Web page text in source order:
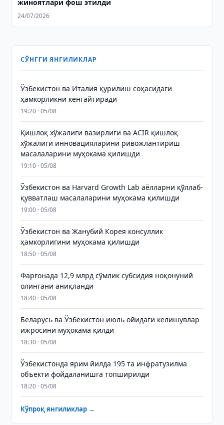
жиноятлари фош этилди
24/07/2026
СЎНГГИ ЯНГИЛИКЛАР
Ўзбекистон ва Италия қурилиш соҳасидаги
ҳамкорликни кенгайтиради
19:20 · 05/08
Қишлоқ хўжалиги вазирлиги ва ACIR қишлоқ
хўжалиги инновацияларини ривожлантириш
масалаларини муҳокама қилишди
19:10 · 05/08
Ўзбекистон ва Harvard Growth Lab аёлларни қўллаб-
қувватлаш масалаларини муҳокама қилишди
19:00 · 05/08
Ўзбекистон ва Жанубий Корея консуллик
ҳамкорлигини муҳокама қилишди
18:50 · 05/08
Фарғонада 12,9 млрд сўмлик субсидия ноқонуний
олингани аниқланди
18:40 · 05/08
Беларусь ва Ўзбекистон июль ойидаги келишувлар
ижросини муҳокама қилди
18:30 · 05/08
Ўзбекистонда ярим йилда 195 та инфратузилма
объекти фойдаланишга топширилди
18:20 · 05/08
Кўпроқ янгиликлар →